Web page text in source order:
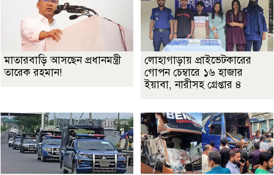
মাতারবাড়ি আসছেন প্রধানমন্ত্রী
তারেক রহমান!
লোহাগাড়ায় প্রাইভেটকারের
গোপন চেম্বারে ১৬ হাজার
ইয়াবা, নারীসহ গ্রেপ্তার ৪